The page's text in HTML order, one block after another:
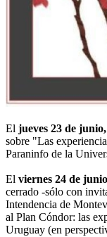
El jueves 23 de
sobre "Las
Paraninfo de la
El viernes 24 de
cerrado -sólo con
Intendencia de
al Plan Cóndor: las
Uruguay (en